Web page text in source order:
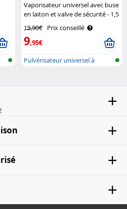
Vaporisateur universel avec buse
en laiton et valve de sécurité - 1,5
19,90€ Prix conseillé
9,95€
Pulvérisateur universel à